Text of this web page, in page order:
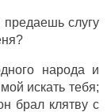
слугу
народа и
искать тебя;
брал клятву с